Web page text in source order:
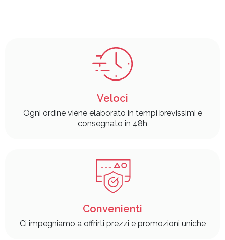
Veloci
Ogni ordine viene elaborato in tempi brevissimi e
consegnato in 48h
Convenienti
Ci impegniamo a offrirti prezzi e promozioni uniche